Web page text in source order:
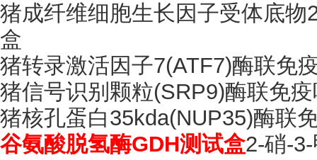
猪成纤维细胞生长因子受体底物
盒
猪转录激活因子7(ATF7)酶联免
猪信号识别颗粒(SRP9)酶联免
猪核孔蛋白35kda(NUP35)酶联
谷氨酸脱氢酶GDH测试盒2-硝-